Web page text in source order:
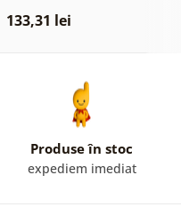
133,31 lei
Produse în stoc
expediem imediat